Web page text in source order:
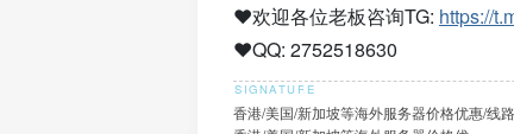
❤️欢迎各位老板咨询TG: https://
❤️QQ: 2752518630
香港/美国/新加坡等海外服务器价格优惠/线